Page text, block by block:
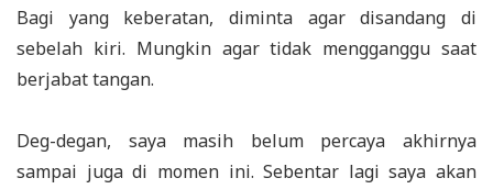
Bagi yang keberatan, diminta agar disandang di
sebelah kiri. Mungkin agar tidak mengganggu saat
berjabat tangan.
Deg-degan, saya masih belum percaya akhirnya
sampai juga di momen ini. Sebentar lagi saya akan